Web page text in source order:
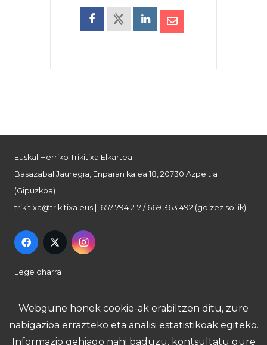
Euskal Herriko Trikitixa Elkartea
Basazabal Jauregia, Enparan kalea 18, 20730 Azpeitia
(Gipuzkoa)
trikitixa@trikitixa.eus | 657 794 217 / 669 363 492 (goizez soilik)
Lege oharra
Pribatutasun politika
Webgune honek cookie-ak erabiltzen ditu, zure
nabigazioa errazteko eta analisi estatistikoak egiteko.
Informazio gehiago nahi baduzu, kontsultatu gure